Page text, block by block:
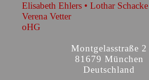
Elisabeth Ehlers • Lothar Schacke
Verena Vetter
oHG
Montgelasstraße 2
81679 München
Deutschland